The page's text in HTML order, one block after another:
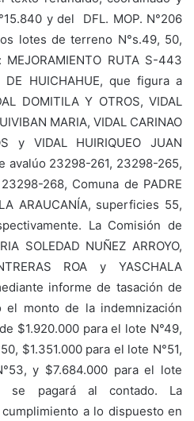
y del DFL. MOP. N°206
lotes de terreno N°s.49, 50,
RUTA S-443
DE HUICHAHUE, que figura a
DOMITILA Y OTROS, VIDAL
MARIA, VIDAL CARINAO
y VIDAL HUIRIQUEO JUAN
avalúo 23298-261, 23298-265,
268, Comuna de PADRE
ARAUCANÍA, superficies 55,
La Comisión de
SOLEDAD NUÑEZ ARROYO,
ROA y YASCHALA
informe de tasación de
monto de la indemnización
$1.920.000 para el lote N°49,
$1.351.000 para el lote N°51,
y $7.684.000 para el lote
se pagará al contado. La
a lo dispuesto en